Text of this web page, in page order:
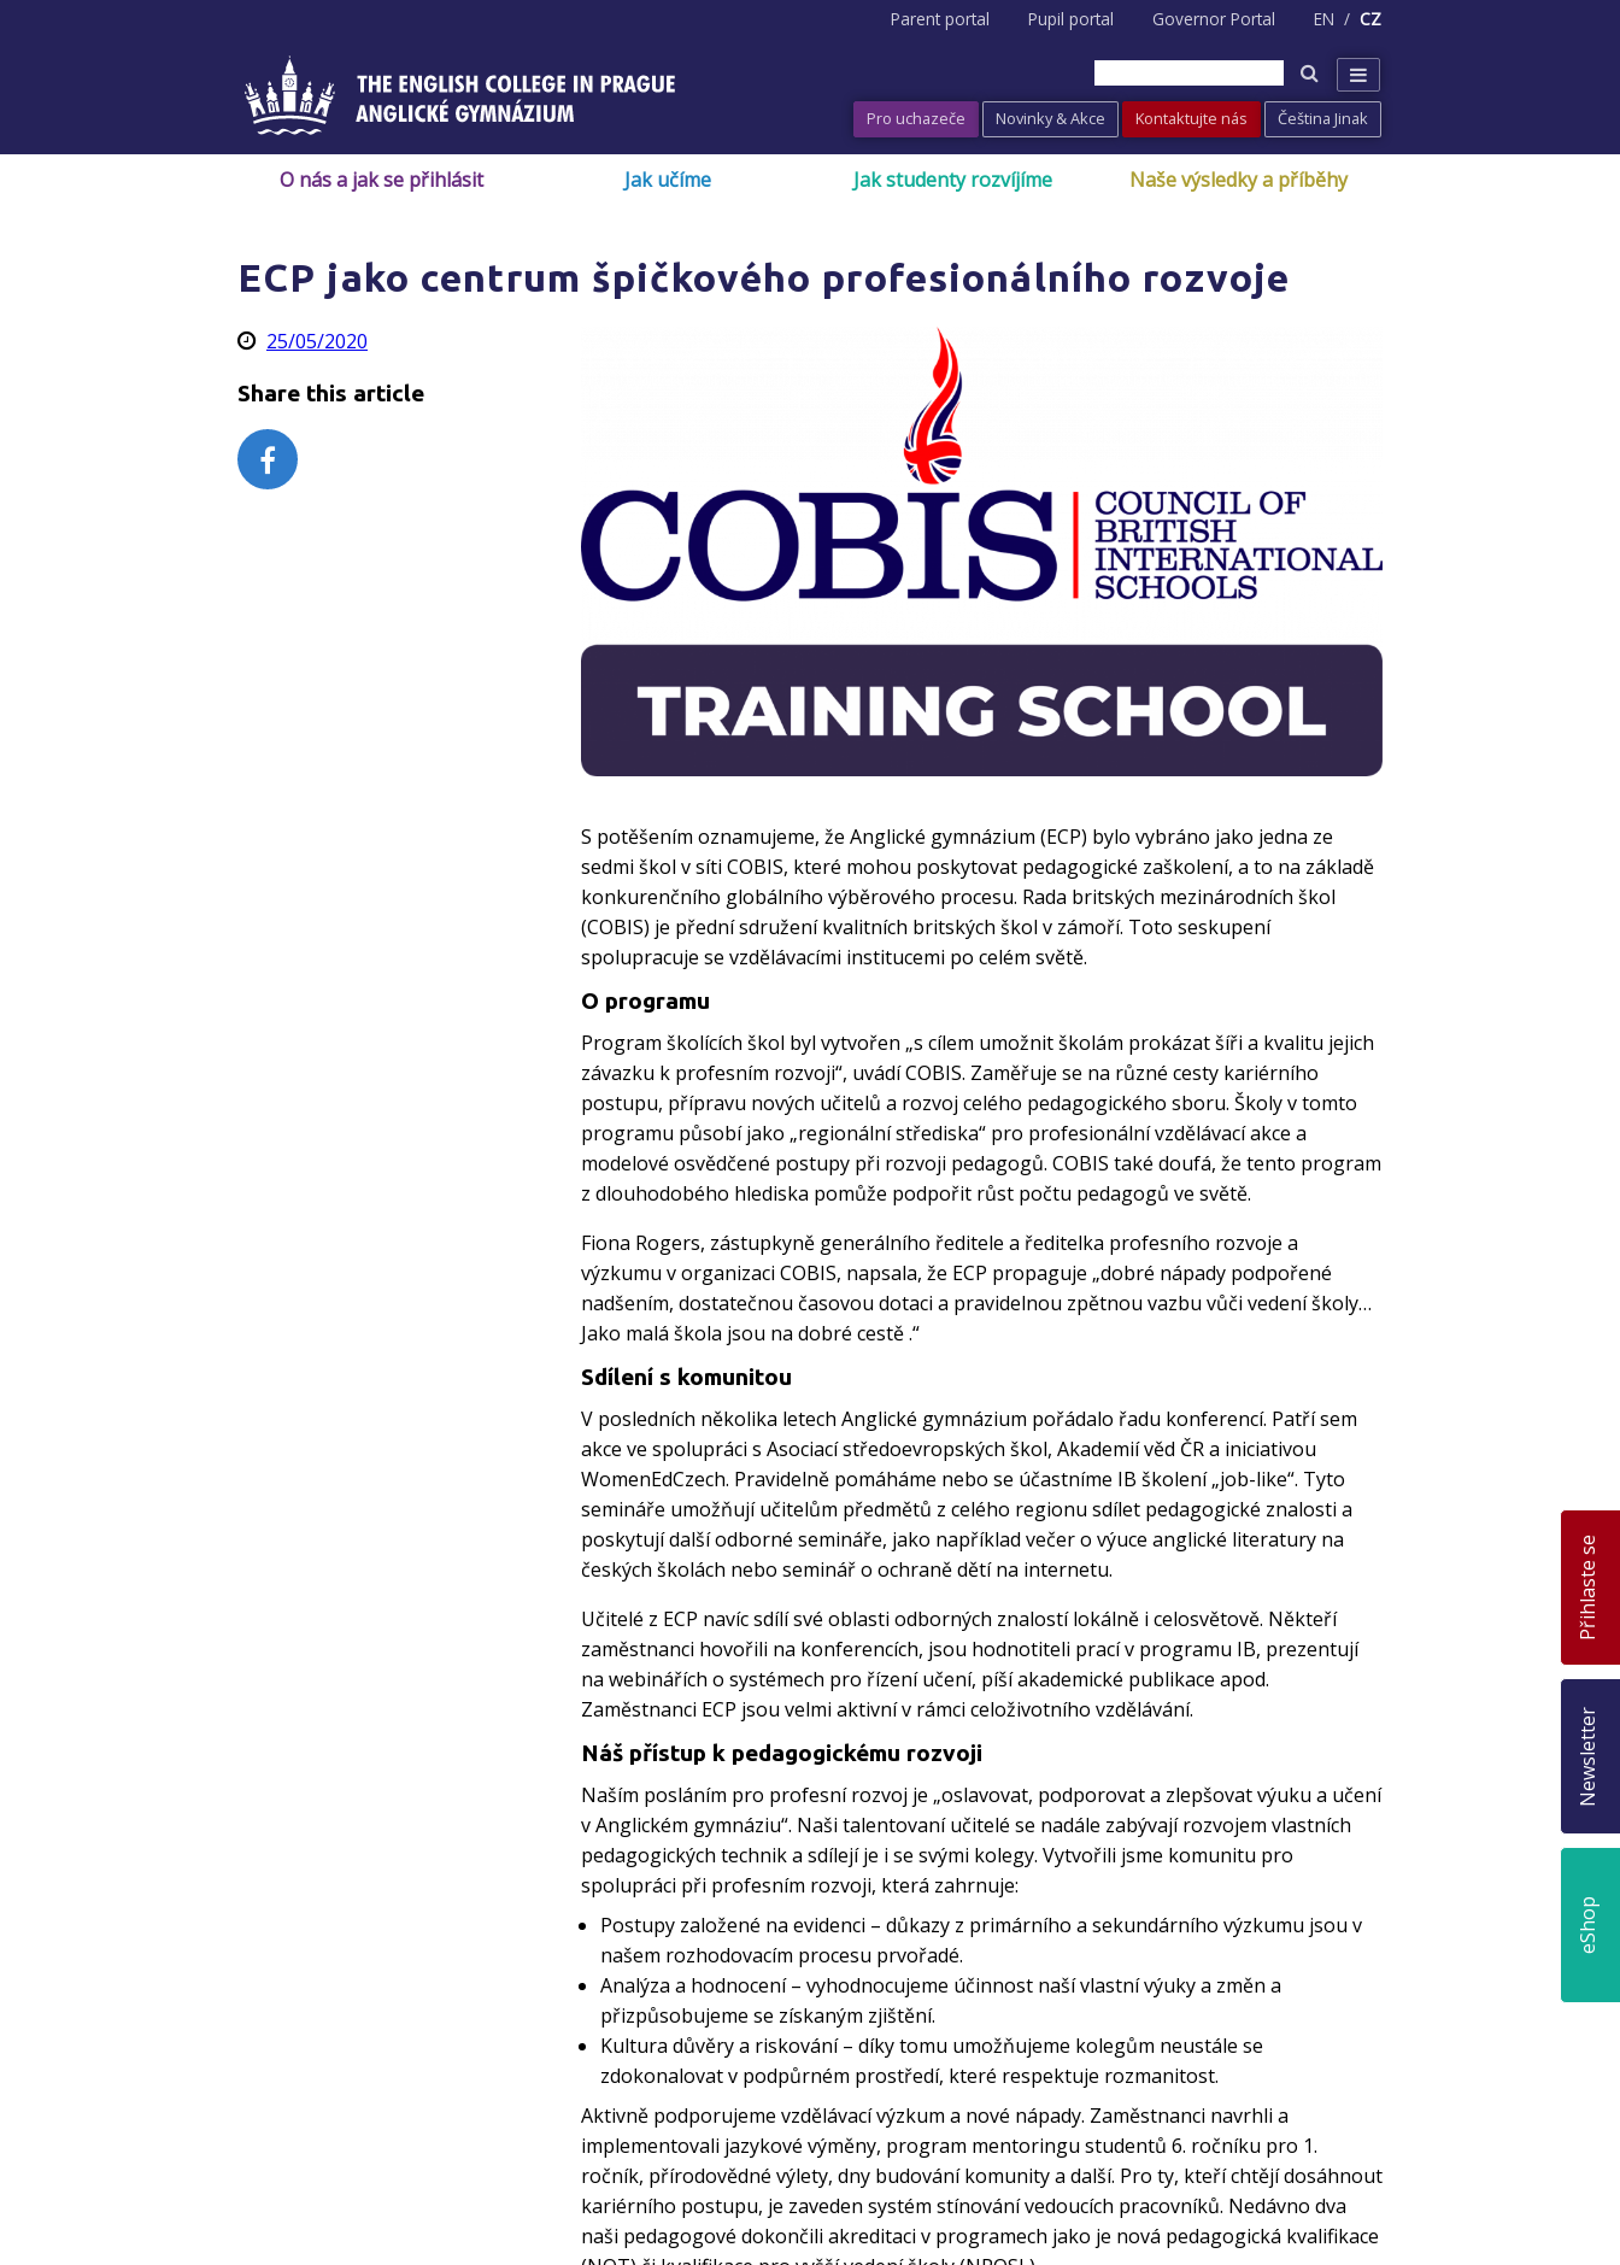
Parent portal Pupil portal Governor Portal EN CZ
Pro uchazeče Novinky & Akce Kontaktujte nás Čeština Jinak
O nás a jak se přihlásit Jak učíme Jak studenty rozvíjíme Naše výsledky a příběhy
ECP jako centrum špičkového profesionálního rozvoje
25/05/2020
Share this article
S potěšením oznamujeme, že Anglické gymnázium (ECP) bylo vybráno jako jedna ze
sedmi škol v síti COBIS, které mohou poskytovat pedagogické zaškolení, a to na základě
konkurenčního globálního výběrového procesu. Rada britských mezinárodních škol
(COBIS) je přední sdružení kvalitních britských škol v zámoří. Toto seskupení
spolupracuje se vzdělávacími institucemi po celém světě.
O programu
Program školících škol byl vytvořen „s cílem umožnit školám prokázat šíři a kvalitu jejich
závazku k profesním rozvoji“, uvádí COBIS. Zaměřuje se na různé cesty kariérního
postupu, přípravu nových učitelů a rozvoj celého pedagogického sboru. Školy v tomto
programu působí jako „regionální střediska“ pro profesionální vzdělávací akce a
modelové osvědčené postupy při rozvoji pedagogů. COBIS také doufá, že tento program
z dlouhodobého hlediska pomůže podpořit růst počtu pedagogů ve světě.
Fiona Rogers, zástupkyně generálního ředitele a ředitelka profesního rozvoje a
výzkumu v organizaci COBIS, napsala, že ECP propaguje „dobré nápady podpořené
nadšením, dostatečnou časovou dotaci a pravidelnou zpětnou vazbu vůči vedení školy…
Jako malá škola jsou na dobré cestě .“
Sdílení s komunitou
V posledních několika letech Anglické gymnázium pořádalo řadu konferencí. Patří sem
akce ve spolupráci s Asociací středoevropských škol, Akademií věd ČR a iniciativou
WomenEdCzech. Pravidelně pomáháme nebo se účastníme IB školení „job-like“. Tyto
semináře umožňují učitelům předmětů z celého regionu sdílet pedagogické znalosti a
poskytují další odborné semináře, jako například večer o výuce anglické literatury na
českých školách nebo seminář o ochraně dětí na internetu.
Učitelé z ECP navíc sdílí své oblasti odborných znalostí lokálně i celosvětově. Někteří
zaměstnanci hovořili na konferencích, jsou hodnotiteli prací v programu IB, prezentují
na webinářích o systémech pro řízení učení, píší akademické publikace apod.
Zaměstnanci ECP jsou velmi aktivní v rámci celoživotního vzdělávání.
Náš přístup k pedagogickému rozvoji
Naším posláním pro profesní rozvoj je „oslavovat, podporovat a zlepšovat výuku a učení
v Anglickém gymnáziu“. Naši talentovaní učitelé se nadále zabývají rozvojem vlastních
pedagogických technik a sdílejí je i se svými kolegy. Vytvořili jsme komunitu pro
spolupráci při profesním rozvoji, která zahrnuje:
Postupy založené na evidenci – důkazy z primárního a sekundárního výzkumu jsou v
našem rozhodovacím procesu prvořadé.
Analýza a hodnocení – vyhodnocujeme účinnost naší vlastní výuky a změn a
přizpůsobujeme se získaným zjištění.
Kultura důvěry a riskování – díky tomu umožňujeme kolegům neustále se
zdokonalovat v podpůrném prostředí, které respektuje rozmanitost.
Aktivně podporujeme vzdělávací výzkum a nové nápady. Zaměstnanci navrhli a
implementovali jazykové výměny, program mentoringu studentů 6. ročníku pro 1.
ročník, přírodovědné výlety, dny budování komunity a další. Pro ty, kteří chtějí dosáhnout
kariérního postupu, je zaveden systém stínování vedoucích pracovníků. Nedávno dva
naši pedagogové dokončili akreditaci v programech jako je nová pedagogická kvalifikace
Přihlaste se
Newsletter
eShop